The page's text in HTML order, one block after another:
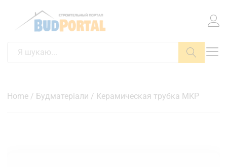
Home / Будматеріали / Керамическая трубка МКР